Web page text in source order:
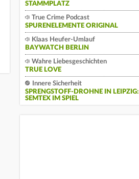
STAMMPLATZ
True Crime Podcast
SPURENELEMENTE ORIGINAL
Klaas Heufer-Umlauf
BAYWATCH BERLIN
Wahre Liebesgeschichten
TRUE LOVE
Innere Sicherheit
SPRENGSTOFF-DROHNE IN LEIPZIG:
SEMTEX IM SPIEL